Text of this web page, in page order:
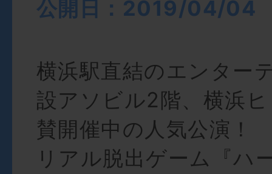
公開日：2019/04/04
横浜駅直結のエンター
設アソビル2階、横浜
賛開催中の人気公演！
リアル脱出ゲーム『ハ